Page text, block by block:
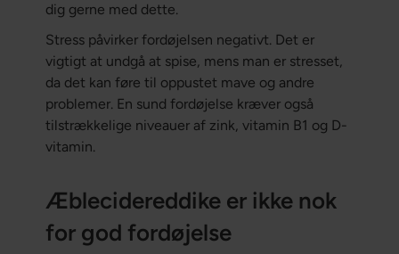
dig gerne med dette.
Stress påvirker fordøjelsen negativt. Det er
vigtigt at undgå at spise, mens man er stresset,
da det kan føre til oppustet mave og andre
problemer. En sund fordøjelse kræver også
tilstrækkelige niveauer af zink, vitamin B1 og D-
vitamin.
Æblecidereddike er ikke nok
for god fordøjelse